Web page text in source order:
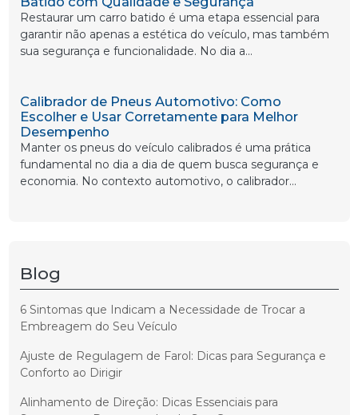
Restaurar um carro batido é uma etapa essencial para
garantir não apenas a estética do veículo, mas também
sua segurança e funcionalidade. No dia a...
Calibrador de Pneus Automotivo: Como
Escolher e Usar Corretamente para Melhor
Desempenho
Manter os pneus do veículo calibrados é uma prática
fundamental no dia a dia de quem busca segurança e
economia. No contexto automotivo, o calibrador...
Blog
6 Sintomas que Indicam a Necessidade de Trocar a
Embreagem do Seu Veículo
Ajuste de Regulagem de Farol: Dicas para Segurança e
Conforto ao Dirigir
Alinhamento de Direção: Dicas Essenciais para